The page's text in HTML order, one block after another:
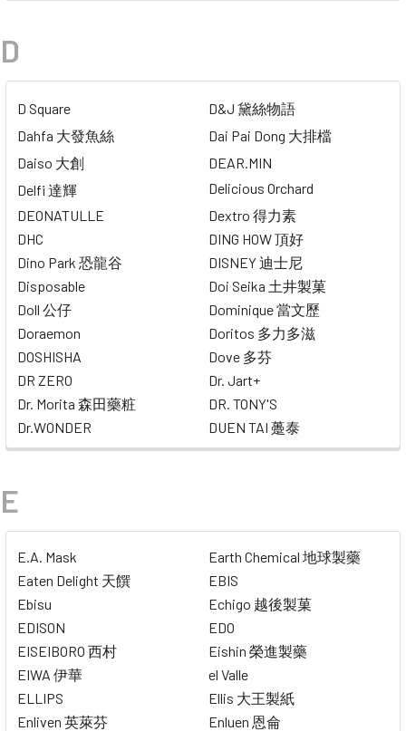
D
D Square
D&J 黛絲物語
Dahfa 大發魚絲
Dai Pai Dong 大排檔
Daiso 大創
DEAR.MIN
Delfi 達輝
Delicious Orchard
DEONATULLE
Dextro 得力素
DHC
DING HOW 頂好
Dino Park 恐龍谷
DISNEY 迪士尼
Disposable
Doi Seika 土井製菓
Doll 公仔
Dominique 當文歷
Doraemon
Doritos 多力多滋
DOSHISHA
Dove 多芬
DR ZERO
Dr. Jart+
Dr. Morita 森田藥粧
DR. TONY'S
Dr.WONDER
DUEN TAI 躉泰
E
E.A. Mask
Earth Chemical 地球製藥
Eaten Delight 天饌
EBIS
Ebisu
Echigo 越後製菓
EDISON
EDO
EISEIBORO 西村
Eishin 榮進製藥
EIWA 伊華
el Valle
ELLIPS
Ellis 大王製紙
Enliven 英萊芬
Enluen 恩侖